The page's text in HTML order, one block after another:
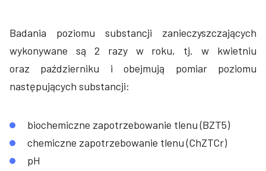
Badania poziomu substancji zanieczyszczających
wykonywane są 2 razy w roku, tj. w kwietniu
oraz październiku i obejmują pomiar poziomu
następujących substancji:
biochemiczne zapotrzebowanie tlenu (BZT5)
chemiczne zapotrzebowanie tlenu (ChZTCr)
pH